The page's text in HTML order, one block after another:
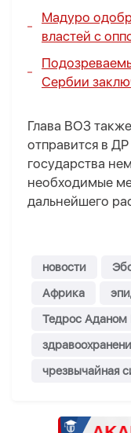
Мадуро
властей с
Сербии
Глава ВОЗ
отправится в
государства
необходимые
дальнейшего
новости
Африка
Тедрос Аданом
чрезвычайная